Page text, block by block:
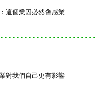
這個業因必然會感業
對我們自己更有影響